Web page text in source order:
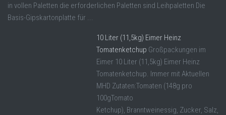
in vollen Paletten die erforderlichen Paletten sind Leihpaletten Die
Basis-Gipskartonplatte für ...
10 Liter (11,5kg) Eimer Heinz
Tomatenketchup Großpackungen im
Eimer 10 Liter (11,5kg) Eimer Heinz
Tomatenketchup. Immer mit Aktuellen
MHD Zutaten:Tomaten (148g pro
100gTomato
Ketchup), Branntweinessig, Zucker, Salz,